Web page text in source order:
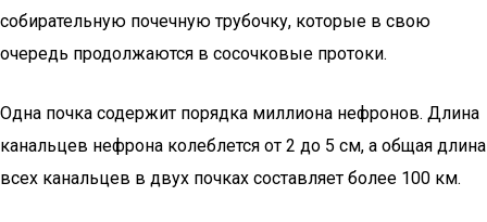
собирательную почечную трубочку, которые в свою
очередь продолжаются в сосочковые протоки.
Одна почка содержит порядка миллиона нефронов. Длина
канальцев нефрона колеблется от 2 до 5 см, а общая длина
всех канальцев в двух почках составляет более 100 км.